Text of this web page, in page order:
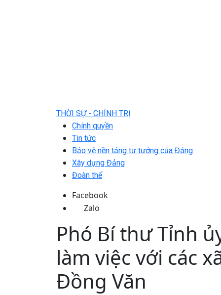
THỜI SỰ - CHÍNH TRỊ
Chính quyền
Tin tức
Bảo vệ nền tảng tư tưởng của Đảng
Xây dựng Đảng
Đoàn thể
Facebook
Zalo
Phó Bí thư Tỉnh
làm việc với các
Đồng Văn